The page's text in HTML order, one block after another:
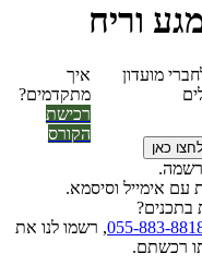
וריח
מועדון
איך
מתקדמים?
רכישת
הקורס
כאן
055-883-, רשמו לנו את
רכשתם.